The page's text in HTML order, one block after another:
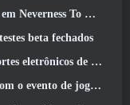
do jogo de lançamento
beta fechados
de US$ 200 mil
robóticos marcianos